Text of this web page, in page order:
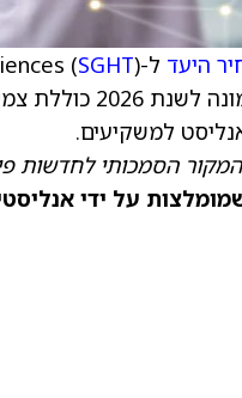
היעד ל-Sight Sciences ( SGHT
למניה. הפירמה
למשקיעים.
הסמכותי לחדשות
על ידי